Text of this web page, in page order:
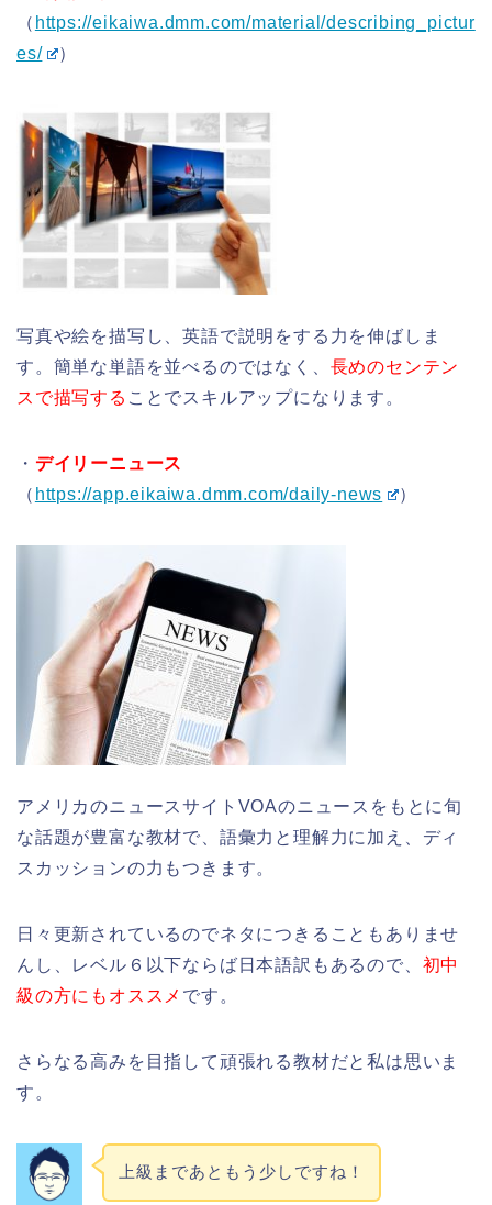
（ https://eikaiwa.dmm.com/material/describing_pictur
es/
）
写真や絵を描写し、英語で説明をする力を伸ばしま
す。簡単な単語を並べるのではなく、 長めのセンテン
スで描写する ことでスキルアップになります。
・ デイリーニュース
（ https://app.eikaiwa.dmm.com/daily-news ）
アメリカのニュースサイトVOAのニュースをもとに旬
な話題が豊富な教材で、語彙力と理解力に加え、ディ
スカッションの力もつきます。
日々更新されているのでネタにつきることもありませ
んし、レベル６以下ならば日本語訳もあるので、 初中
級の方にもオススメ です。
さらなる高みを目指して頑張れる教材だと私は思いま
す。
上級まであともう少しですね！